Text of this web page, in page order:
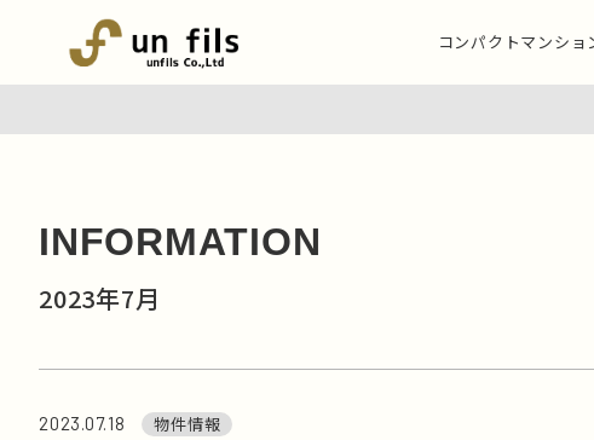
コンパクトマンショ
INFORMATION
2023年7月
2023.07.18 物件情報